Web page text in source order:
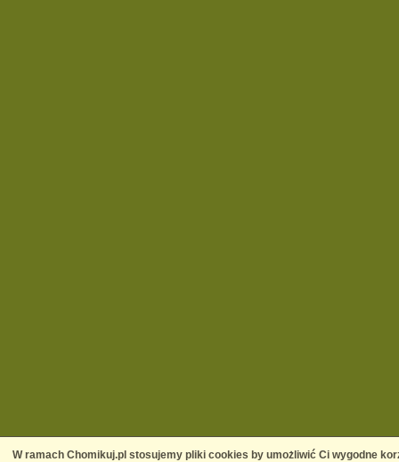
W ramach Chomikuj.pl stosujemy pliki cookies by umożliwić Ci wygodne